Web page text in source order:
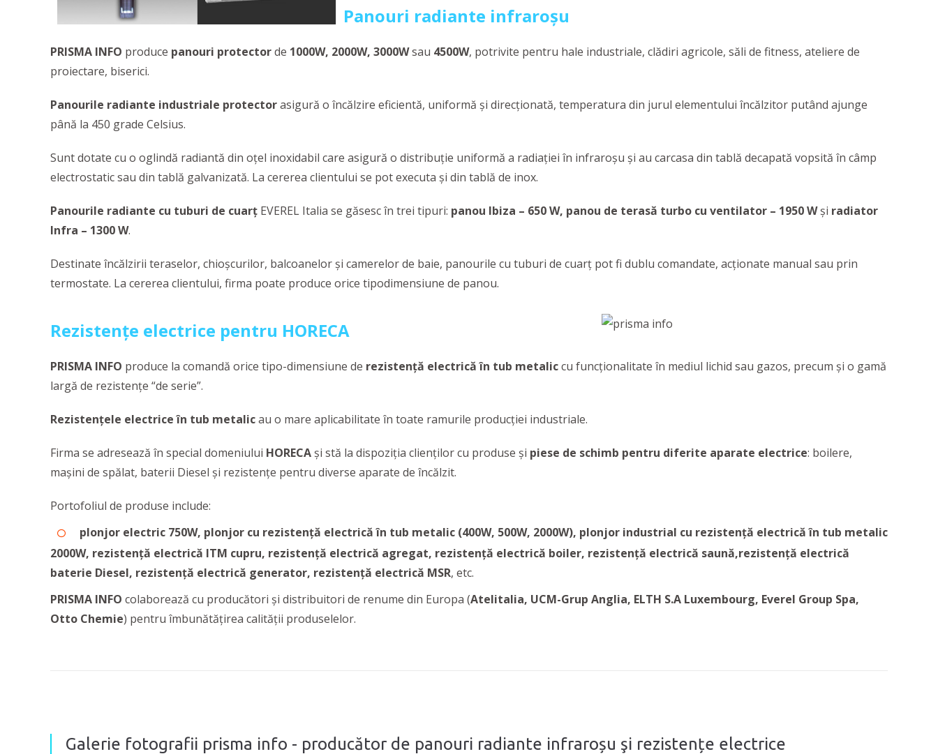
Panouri radiante infraroșu
PRISMA INFO produce panouri protectorde 1000W, 2000W, 3000Wsau 4500W, potrivite pentru hale industriale, clădiri agricole, săli de fitness, ateliere de
proiectare, biserici.
Panourile radiante industriale protectorasigură o încălzire eficientă, uniformă și direcționată, temperatura din jurul elementului încălzitor putând ajunge
până la 450 grade Celsius.
Sunt dotate cu o oglindă radiantă din oțel inoxidabil care asigură o distribuție uniformă a radiației în infraroșu și au carcasa din tablă decapată vopsită în câmp
electrostatic sau din tablă galvanizată. La cererea clientului se pot executa și din tablă de inox.
Panourile radiante cu tuburi de cuarț EVEREL Italia se găsesc în trei tipuri: panou Ibiza – 650 W, panou de terasă turbo cu ventilator – 1950 Wși radiator
Infra – 1300 W.
Destinate încălzirii teraselor, chioșcurilor, balcoanelor și camerelor de baie, panourile cu tuburi de cuarț pot fi dublu comandate, acționate manual sau prin
termostate. La cererea clientului, firma poate produce orice tipodimensiune de panou.
Rezistențe electrice pentru HORECA
PRISMA INFO produce la comandă orice tipo-dimensiune de rezistență electrică în tub metaliccu funcționalitate în mediul lichid sau gazos, precum și o gamă
largă de rezistențe “de serie”.
Rezistențele electrice în tub metalicau o mare aplicabilitate în toate ramurile producției industriale.
Firma se adresează în special domeniului HORECA și stă la dispoziția clienților cu produse și piese de schimb pentru diferite aparate electrice: boilere,
mașini de spălat, baterii Diesel și rezistențe pentru diverse aparate de încălzit.
Portofoliul de produse include:
plonjor electric 750W, plonjor cu rezistență electrică în tub metalic (400W, 500W, 2000W), plonjor industrial cu rezistență electrică în tub metalic
2000W, rezistență electrică ITM cupru, rezistență electrică agregat, rezistență electrică boiler, rezistență electrică saună,rezistență electrică
baterie Diesel, rezistență electrică generator, rezistență electrică MSR, etc.
PRISMA INFO colaborează cu producători și distribuitori de renume din Europa (Atelitalia, UCM-Grup Anglia, ELTH S.A Luxembourg, Everel Group Spa,
Otto Chemie) pentru îmbunătățirea calității produselelor.
Galerie fotografii prisma info - producător de panouri radiante infraroșu şi rezistențe electrice